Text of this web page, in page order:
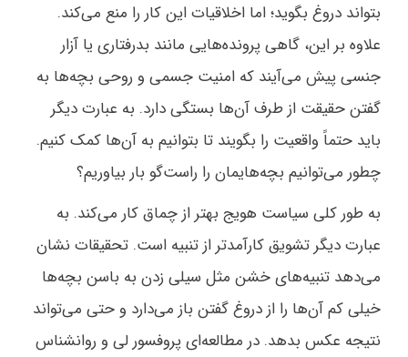
بتواند دروغ بگوید؛ اما اخلاقیات این کار را منع می‌کند.
علاوه بر این، گاهی پرونده‌هایی مانند بدرفتاری یا آزار
جنسی پیش می‌آیند که امنیت جسمی و روحی بچه‌ها به
گفتن حقیقت از طرف آن‌ها بستگی دارد. به عبارت دیگر
باید حتماً واقعیت را بگویند تا بتوانیم به آن‌ها کمک کنیم.
چطور می‌توانیم بچه‌هایمان را راست‌گو بار بیاوریم؟
به طور کلی سیاست هویج بهتر از چماق کار می‌کند. به
عبارت دیگر تشویق کارآمدتر از تنبیه است. تحقیقات نشان
می‌دهد تنبیه‌های خشن مثل سیلی زدن به باسن بچه‌ها
خیلی کم آن‌ها را از دروغ گفتن باز می‌دارد و حتی می‌تواند
نتیجه عکس بدهد. در مطالعه‌ای پروفسور لی و روانشناس